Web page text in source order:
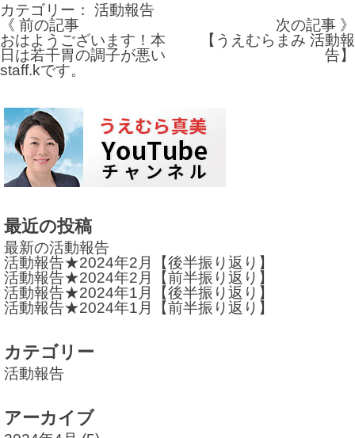
カテゴリー： 活動報告
投
稿
ビ
ゲ
ー
ョ
ン
《 前の記事
おはようございます！本
日は若干胃の調子が悪い
staff.kです。
次の記事 》
【うえむらまみ 活動報
告】
最近の投稿
最新の活動報告
活動報告★2024年2月【後半振り返り】
活動報告★2024年2月【前半振り返り】
活動報告★2024年1月【後半振り返り】
活動報告★2024年1月【前半振り返り】
カテゴリー
活動報告
アーカイブ